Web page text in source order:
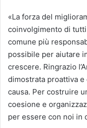
«La forza del
coinvolgimento di
comune più
possibile per aiutare
crescere. Ringrazio
dimostrata proattiva
causa. Per costruire
coesione e
per essere con noi in